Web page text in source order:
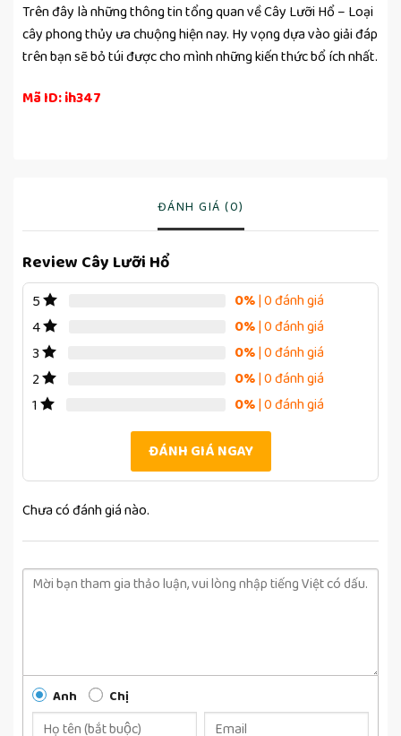
Trên đây là những thông tin tổng quan về Cây Lưỡi Hổ – Loại
cây phong thủy ưa chuộng hiện nay. Hy vọng dựa vào giải đáp
trên bạn sẽ bỏ túi được cho mình những kiến thức bổ ích nhất.
Mã ID: ih347
ĐÁNH GIÁ (0)
Review Cây Lưỡi Hổ
5 0%| 0 đánh giá
4
0%| 0 đánh giá
3
0%| 0 đánh giá
2
0%| 0 đánh giá
1
0%| 0 đánh giá
ĐÁNH GIÁ NGAY
Chưa có đánh giá nào.
Anh Chị